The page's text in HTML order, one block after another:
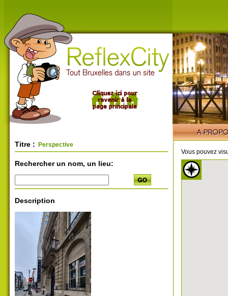
Titre : Perspective
Rechercher un nom, un lieu:
Description
Vous pouvez